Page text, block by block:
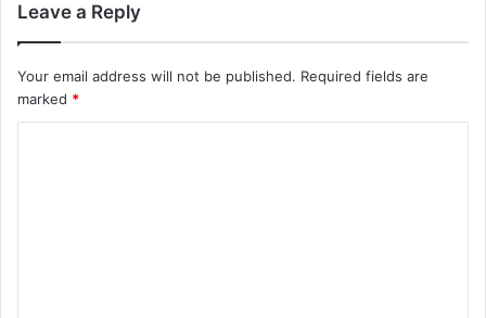
Leave a Reply
Your email address will not be published. Required fields are
marked *